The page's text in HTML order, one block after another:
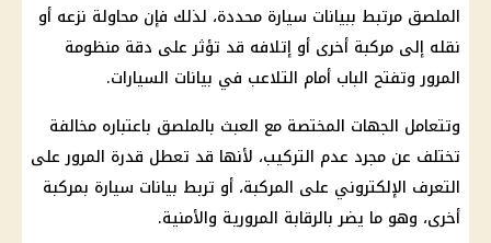
الملصق مرتبط ببيانات سيارة محددة، لذلك فإن محاولة نزعه أو
نقله إلى مركبة أخرى أو إتلافه قد تؤثر على دقة منظومة
المرور وتفتح الباب أمام التلاعب في بيانات السيارات.
وتتعامل الجهات المختصة مع العبث بالملصق باعتباره مخالفة
تختلف عن مجرد عدم التركيب، لأنها قد تعطل قدرة المرور على
التعرف الإلكتروني على المركبة، أو تربط بيانات سيارة بمركبة
أخرى، وهو ما يضر بالرقابة المرورية والأمنية.